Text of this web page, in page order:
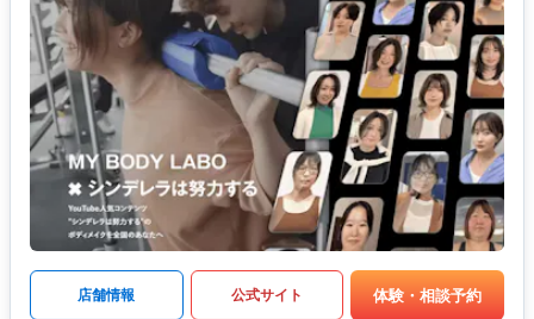
店舗情報 公式サイト 体験・相談予約